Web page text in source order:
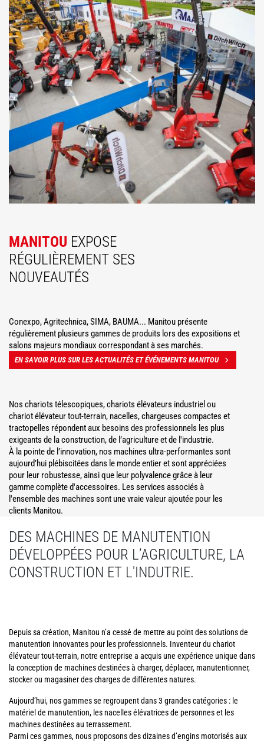
MANITOU EXPOSE
RÉGULIÈREMENT SES
NOUVEAUTÉS
Conexpo, Agritechnica, SIMA, BAUMA... Manitou présente
régulièrement plusieurs gammes de produits lors des expositions et
salons majeurs mondiaux correspondant à ses marchés.
EN SAVOIR PLUS SUR LES ACTUALITÉS ET ÉVÉNEMENTS MANITOU
Nos chariots télescopiques, chariots élévateurs industriel ou
chariot élévateur tout-terrain, nacelles, chargeuses compactes et
tractopelles répondent aux besoins des professionnels les plus
exigeants de la construction, de l’agriculture et de l'industrie.
À la pointe de l’innovation, nos machines ultra-performantes sont
aujourd’hui plébiscitées dans le monde entier et sont appréciées
pour leur robustesse, ainsi que leur polyvalence grâce à leur
gamme complète d'accessoires. Les services associés à
l'ensemble des machines sont une vraie valeur ajoutée pour les
clients Manitou.
DES MACHINES DE MANUTENTION
DÉVELOPPÉES POUR L’AGRICULTURE, LA
CONSTRUCTION ET L'INDUTRIE.
Depuis sa création, Manitou n’a cessé de mettre au point des solutions de
manutention innovantes pour les professionnels. Inventeur du chariot
élévateur tout-terrain, notre entreprise a acquis une expérience unique dans
la conception de machines destinées à charger, déplacer, manutentionner,
stocker ou magasiner des charges de différentes natures.
Aujourd’hui, nos gammes se regroupent dans 3 grandes catégories : le
matériel de manutention, les nacelles élévatrices de personnes et les
machines destinées au terrassement.
Parmi ces gammes, nous proposons des dizaines d’engins motorisés aux